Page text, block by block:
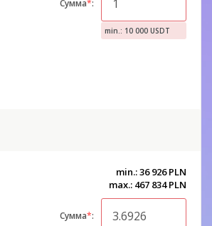
Сумма*:
min.: 10 000 USDT
min.: 36 926 PLN
max.: 467 834 PLN
Сумма*: